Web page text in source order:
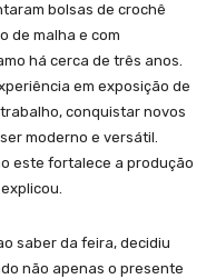
bolsas de crochê
de malha e com
há cerca de três anos.
em exposição de
conquistar novos
moderno e versátil.
este fortalece a produção
saber da feira, decidiu
não apenas o presente